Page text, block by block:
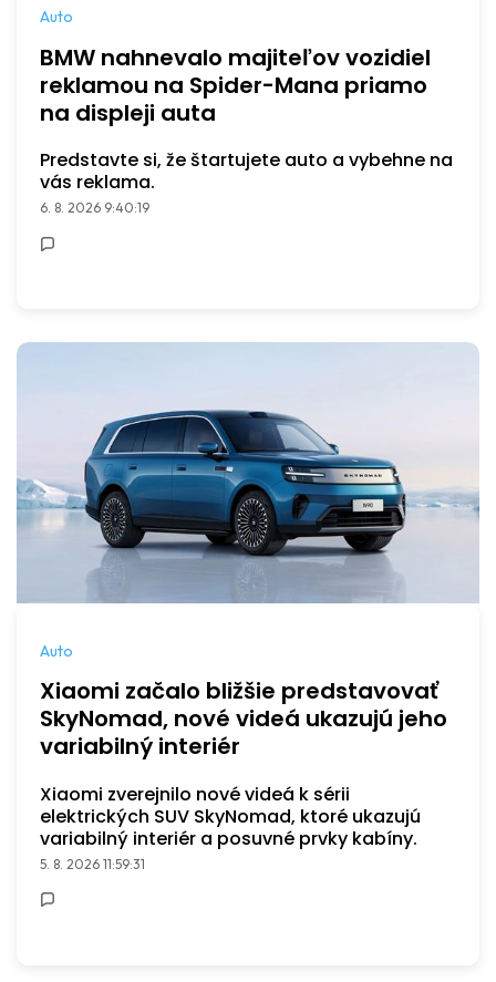
Auto
BMW nahnevalo majiteľov vozidiel
reklamou na Spider-Mana priamo
na displeji auta
Predstavte si, že štartujete auto a vybehne na
vás reklama.
6. 8. 2026 9:40:19
Auto
Xiaomi začalo bližšie predstavovať
SkyNomad, nové videá ukazujú jeho
variabilný interiér
Xiaomi zverejnilo nové videá k sérii
elektrických SUV SkyNomad, ktoré ukazujú
variabilný interiér a posuvné prvky kabíny.
5. 8. 2026 11:59:31